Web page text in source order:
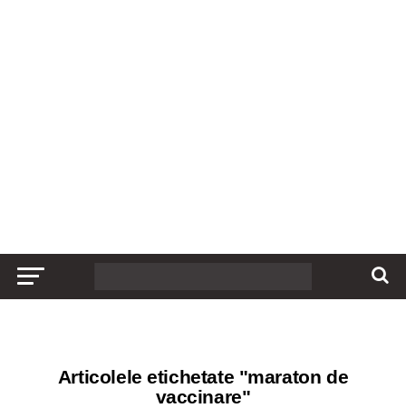
Articolele etichetate "maraton de
vaccinare"